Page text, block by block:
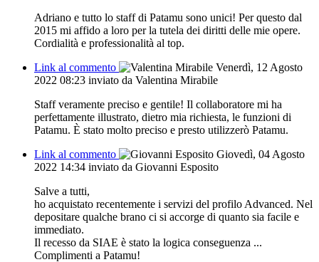
Adriano e tutto lo staff di Patamu sono unici! Per questo dal
2015 mi affido a loro per la tutela dei diritti delle mie opere.
Cordialità e professionalità al top.
Link al commento
Venerdì, 12 Agosto
2022 08:23 inviato da Valentina Mirabile
Staff veramente preciso e gentile! Il collaboratore mi ha
perfettamente illustrato, dietro mia richiesta, le funzioni di
Patamu. È stato molto preciso e presto utilizzerò Patamu.
Link al commento
Giovedì, 04 Agosto
2022 14:34 inviato da Giovanni Esposito
Salve a tutti,
ho acquistato recentemente i servizi del profilo Advanced. Nel
depositare qualche brano ci si accorge di quanto sia facile e
immediato.
Il recesso da SIAE è stato la logica conseguenza ...
Complimenti a Patamu!